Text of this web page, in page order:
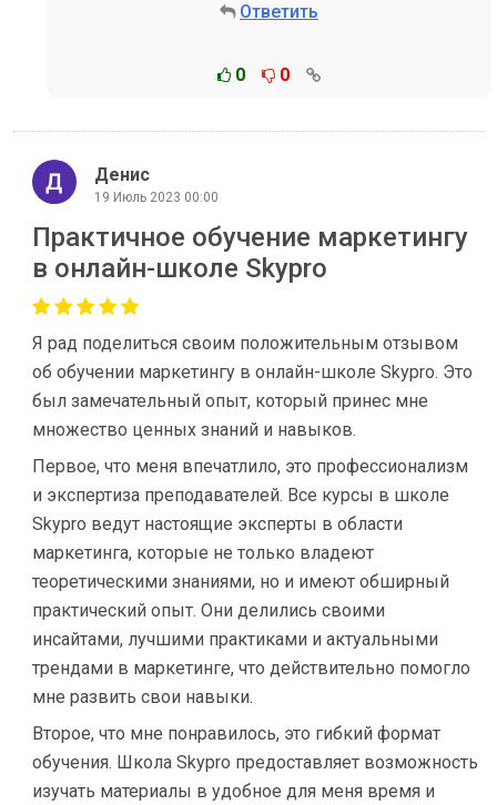
Ответить
0 0
Денис
19 Июль 2023 00:00
Практичное обучение маркетингу
в онлайн-школе Skypro
Я рад поделиться своим положительным отзывом
об обучении маркетингу в онлайн-школе Skypro. Это
был замечательный опыт, который принес мне
множество ценных знаний и навыков.
Первое, что меня впечатлило, это профессионализм
и экспертиза преподавателей. Все курсы в школе
Skypro ведут настоящие эксперты в области
маркетинга, которые не только владеют
теоретическими знаниями, но и имеют обширный
практический опыт. Они делились своими
инсайтами, лучшими практиками и актуальными
трендами в маркетинге, что действительно помогло
мне развить свои навыки.
Второе, что мне понравилось, это гибкий формат
обучения. Школа Skypro предоставляет возможность
изучать материалы в удобное для меня время и